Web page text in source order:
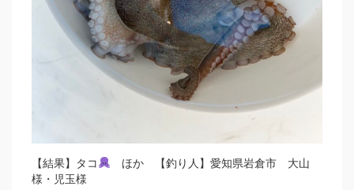
【結果】タコ
ほか 【釣り人】愛知県岩倉市 大山
様・児玉様